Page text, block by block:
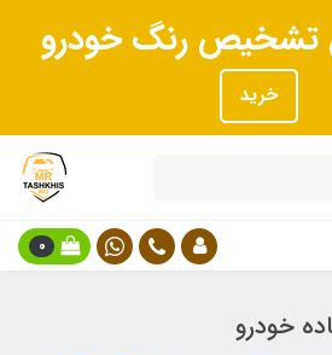
تشخیص رنگ خودرو
خرید
0
خودرو